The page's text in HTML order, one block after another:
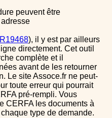
), il y est par ailleurs
directement. Cet outil
complète et il
avant de les retourner
Le site Assoce.fr ne peut-
toute erreur qui pourrait
pré-rempli. Vous
CERFA les documents à
type de demande.